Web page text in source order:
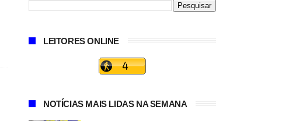
LEITORES ONLINE
NOTÍCIAS MAIS LIDAS NA SEMANA